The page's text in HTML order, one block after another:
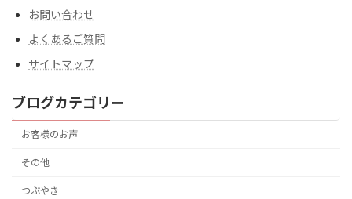
お問い合わせ
よくあるご質問
サイトマップ
ブログカテゴリー
お客様のお声
その他
つぶやき